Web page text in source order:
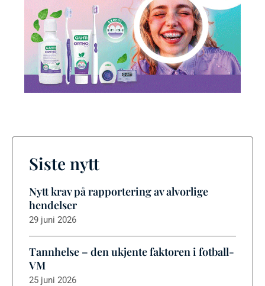
Siste nytt
Nytt krav på rapportering av alvorlige
hendelser
29 juni 2026
Tannhelse – den ukjente faktoren i fotball-
VM
25 juni 2026